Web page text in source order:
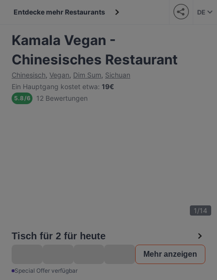
Entdecke mehr Restaurants DE
Kamala Vegan -
Chinesisches Restaurant
Chinesisch, Vegan, Dim Sum, Sichuan
Ein Hauptgang kostet etwa: 19€
5.8/6 12 Bewertungen
1/14
Tisch für 2 für heute
Mehr anzeigen
Special Offer verfügbar